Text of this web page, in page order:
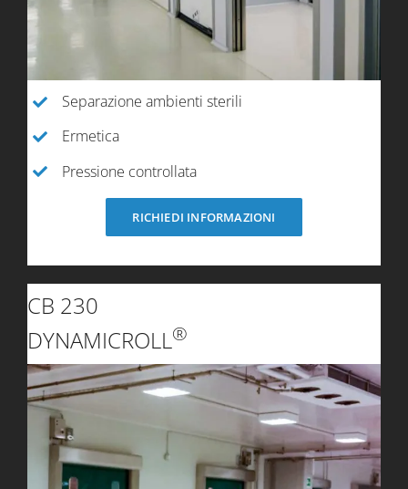
Separazione ambienti sterili
Ermetica
Pressione controllata
RICHIEDI INFORMAZIONI
CB 230
DYNAMICROLL®